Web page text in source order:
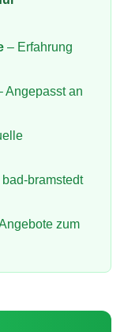
– Erfahrung
Angepasst an
bad-bramstedt
zum